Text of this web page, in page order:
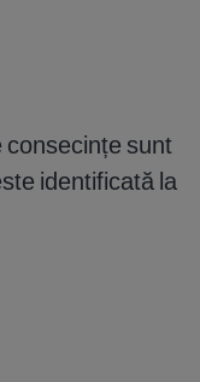
consecințe sunt
identificată la